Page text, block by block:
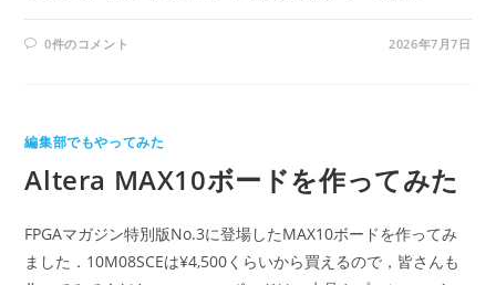
0件のコメント 2026年7月7日
編集部でもやってみた
Altera MAX10ボードを作ってみた
FPGAマガジン特別版No.3に登場したMAX10ボードを作ってみ
ました．10M08SCEは¥4,500くらいから買えるので，皆さんも